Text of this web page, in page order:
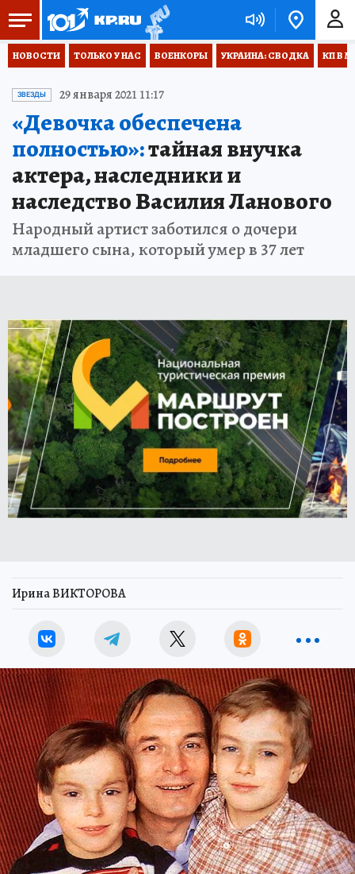
НОВОСТИ ТОЛЬКО У НАС ВОЕНКОРЫ УКРАИНА: СВОДКА КП В
ЗВЕЗДЫ 29 января 2021 11:17
«Девочка обеспечена
полностью»:тайная внучка
актера, наследники и
наследство Василия Ланового
Народный артист заботился о дочери
младшего сына, который умер в 37 лет
Ирина ВИКТОРОВА